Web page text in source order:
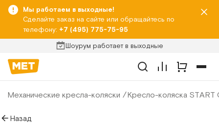
Мы работаем в выходные!
Сделайте заказ на сайте или обращайтесь по
телефону: +7 (495) 775-75-95
Шоурум работает в выходные
Механические кресла-коляски Кресло-коляска
Назад